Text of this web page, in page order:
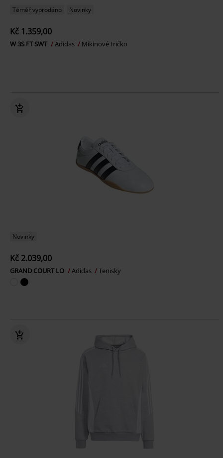
Téměř vyprodáno Novinky
Kč 1.359,00
W 3S FT SWT Adidas Mikinové tričko
Novinky
Kč 2.039,00
GRAND COURT LO Adidas Tenisky